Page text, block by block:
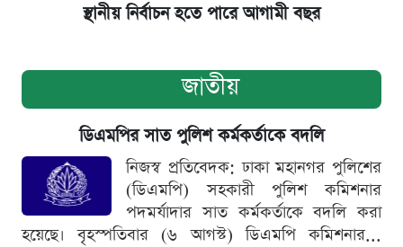
স্থানীয় নির্বাচন হতে পারে আগামী বছর
জাতীয়
ডিএমপির সাত পুলিশ কর্মকর্তাকে বদলি
নিজস্ব প্রতিবেদক: ঢাকা মহানগর পুলিশের
(ডিএমপি) সহকারী পুলিশ কমিশনার
পদমর্যাদার সাত কর্মকর্তাকে বদলি করা
হয়েছে। বৃহস্পতিবার (৬ আগস্ট) ডিএমপি কমিশনার...